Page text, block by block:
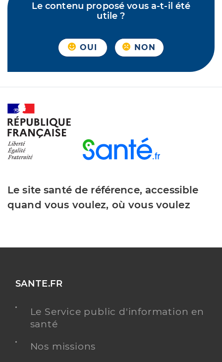
Le contenu proposé vous a-t-il été
utile ?
OUI NON
Le site santé de référence, accessible
quand vous voulez, où vous voulez
SANTE.FR
Le Service public d'information en
santé
Nos missions